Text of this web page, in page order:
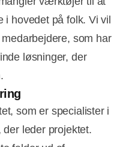
i hovedet på folk. Vi vil
som har
løsninger, der
som er specialister i
leder projektet.